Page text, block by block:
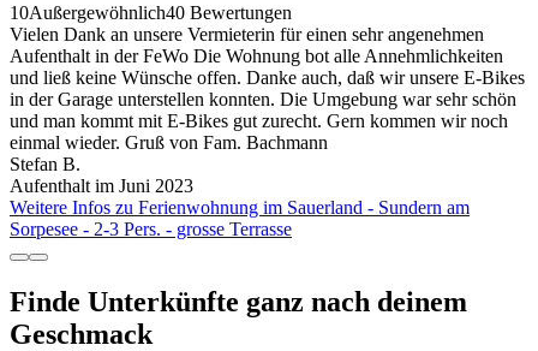
10Außergewöhnlich40 Bewertungen
Vielen Dank an unsere Vermieterin für einen sehr angenehmen
Aufenthalt in der FeWo Die Wohnung bot alle Annehmlichkeiten
und ließ keine Wünsche offen. Danke auch, daß wir unsere E-Bikes
in der Garage unterstellen konnten. Die Umgebung war sehr schön
und man kommt mit E-Bikes gut zurecht. Gern kommen wir noch
einmal wieder. Gruß von Fam. Bachmann
Stefan B.
Aufenthalt im Juni 2023
Weitere Infos zu Ferienwohnung im Sauerland - Sundern am
Sorpesee - 2-3 Pers. - grosse Terrasse
Finde Unterkünfte ganz nach deinem
Geschmack